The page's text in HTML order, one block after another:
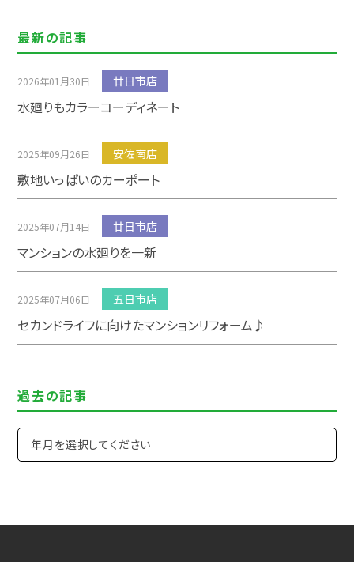
最新の記事
2026年01月30日 廿日市店
水廻りもカラーコーディネート
2025年09月26日 安佐南店
敷地いっぱいのカーポート
2025年07月14日 廿日市店
マンションの水廻りを一新
2025年07月06日 五日市店
セカンドライフに向けたマンションリフォーム♪
過去の記事